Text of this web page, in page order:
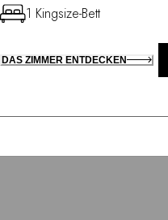
1 Kingsize-Bett
DAS ZIMMER ENTDECKEN